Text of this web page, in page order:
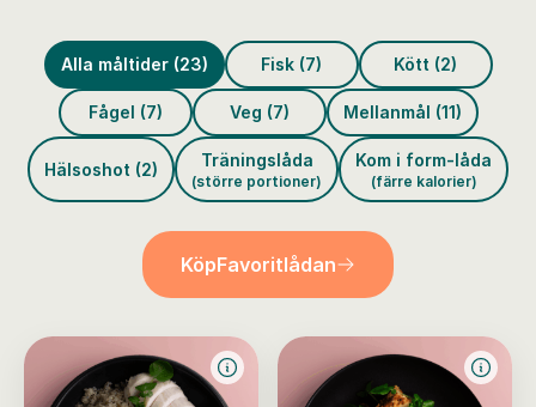
Alla måltider (23) Fisk (7) Kött (2)
Fågel (7) Veg (7) Mellanmål (11)
Hälsoshot (2) Träningslåda
(större portioner)
Kom i form-låda
(färre kalorier)
KöpFavoritlådan